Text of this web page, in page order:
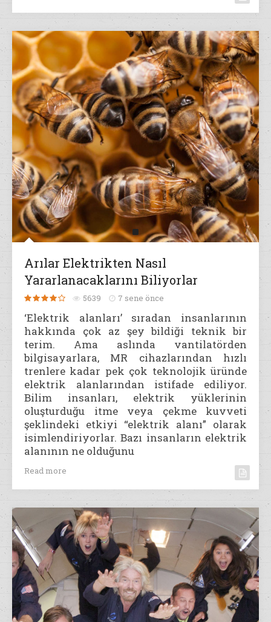
Arılar Elektrikten Nasıl
Yararlanacaklarını Biliyorlar
5639 7 sene önce
‘Elektrik alanları’ sıradan insanlarının
hakkında çok az şey bildiği teknik bir
terim. Ama aslında vantilatörden
bilgisayarlara, MR cihazlarından hızlı
trenlere kadar pek çok teknolojik üründe
elektrik alanlarından istifade ediliyor.
Bilim insanları, elektrik yüklerinin
oluşturduğu itme veya çekme kuvveti
şeklindeki etkiyi “elektrik alanı” olarak
isimlendiriyorlar. Bazı insanların elektrik
alanının ne olduğunu
Read more